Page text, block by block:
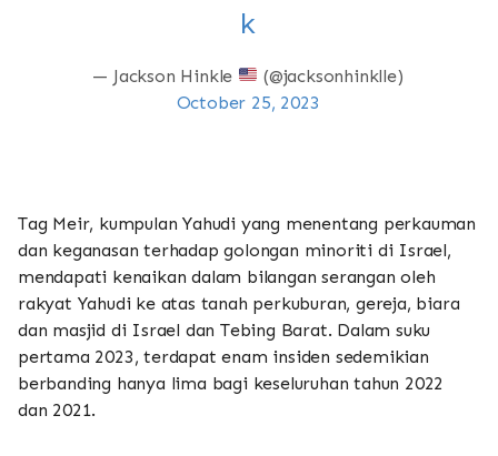
k
— Jackson Hinkle
(@jacksonhinklle)
October 25, 2023
Tag Meir, kumpulan Yahudi yang menentang perkauman
dan keganasan terhadap golongan minoriti di Israel,
mendapati kenaikan dalam bilangan serangan oleh
rakyat Yahudi ke atas tanah perkuburan, gereja, biara
dan masjid di Israel dan Tebing Barat. Dalam suku
pertama 2023, terdapat enam insiden sedemikian
berbanding hanya lima bagi keseluruhan tahun 2022
dan 2021.